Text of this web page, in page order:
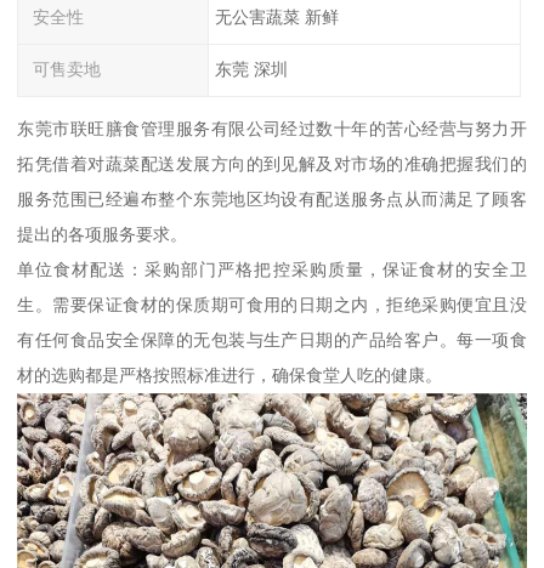
安全性 无公害蔬菜 新鲜
可售卖地 东莞 深圳
东莞市联旺膳食管理服务有限公司经过数十年的苦心经营与努力开
拓凭借着对蔬菜配送发展方向的到见解及对市场的准确把握我们的
服务范围已经遍布整个东莞地区均设有配送服务点从而满足了顾客
提出的各项服务要求。
单位食材配送：采购部门严格把控采购质量，保证食材的安全卫
生。需要保证食材的保质期可食用的日期之内，拒绝采购便宜且没
有任何食品安全保障的无包装与生产日期的产品给客户。每一项食
材的选购都是严格按照标准进行，确保食堂人吃的健康。